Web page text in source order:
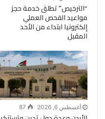
“الترخيص” تطلق خدمة حجز
مواعيد الفحص العملي
إلكترونيا ابتداء من الأحد
المقبل
أغسطس 6, 2026 87